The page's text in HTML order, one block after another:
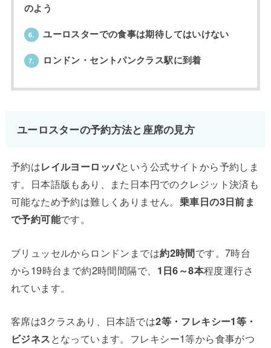
のよう
6. ユーロスターでの食事は期待してはいけない
7. ロンドン・セントパンクラス駅に到着
ユーロスターの予約方法と座席の見方
予約はレイルヨーロッパという公式サイトから予約しま
す。日本語版もあり、また日本円でのクレジット決済も
可能なため予約は難しくありません。 乗車日の3日前ま
で予約可能です。
ブリュッセルからロンドンまでは約2時間です。7時台
から19時台まで約2時間間隔で、 1日6～8本程度運行さ
れています。
客席は3クラスあり、日本語では2等・フレキシー1等・
ビジネスとなっています。フレキシー1等から食事がつ